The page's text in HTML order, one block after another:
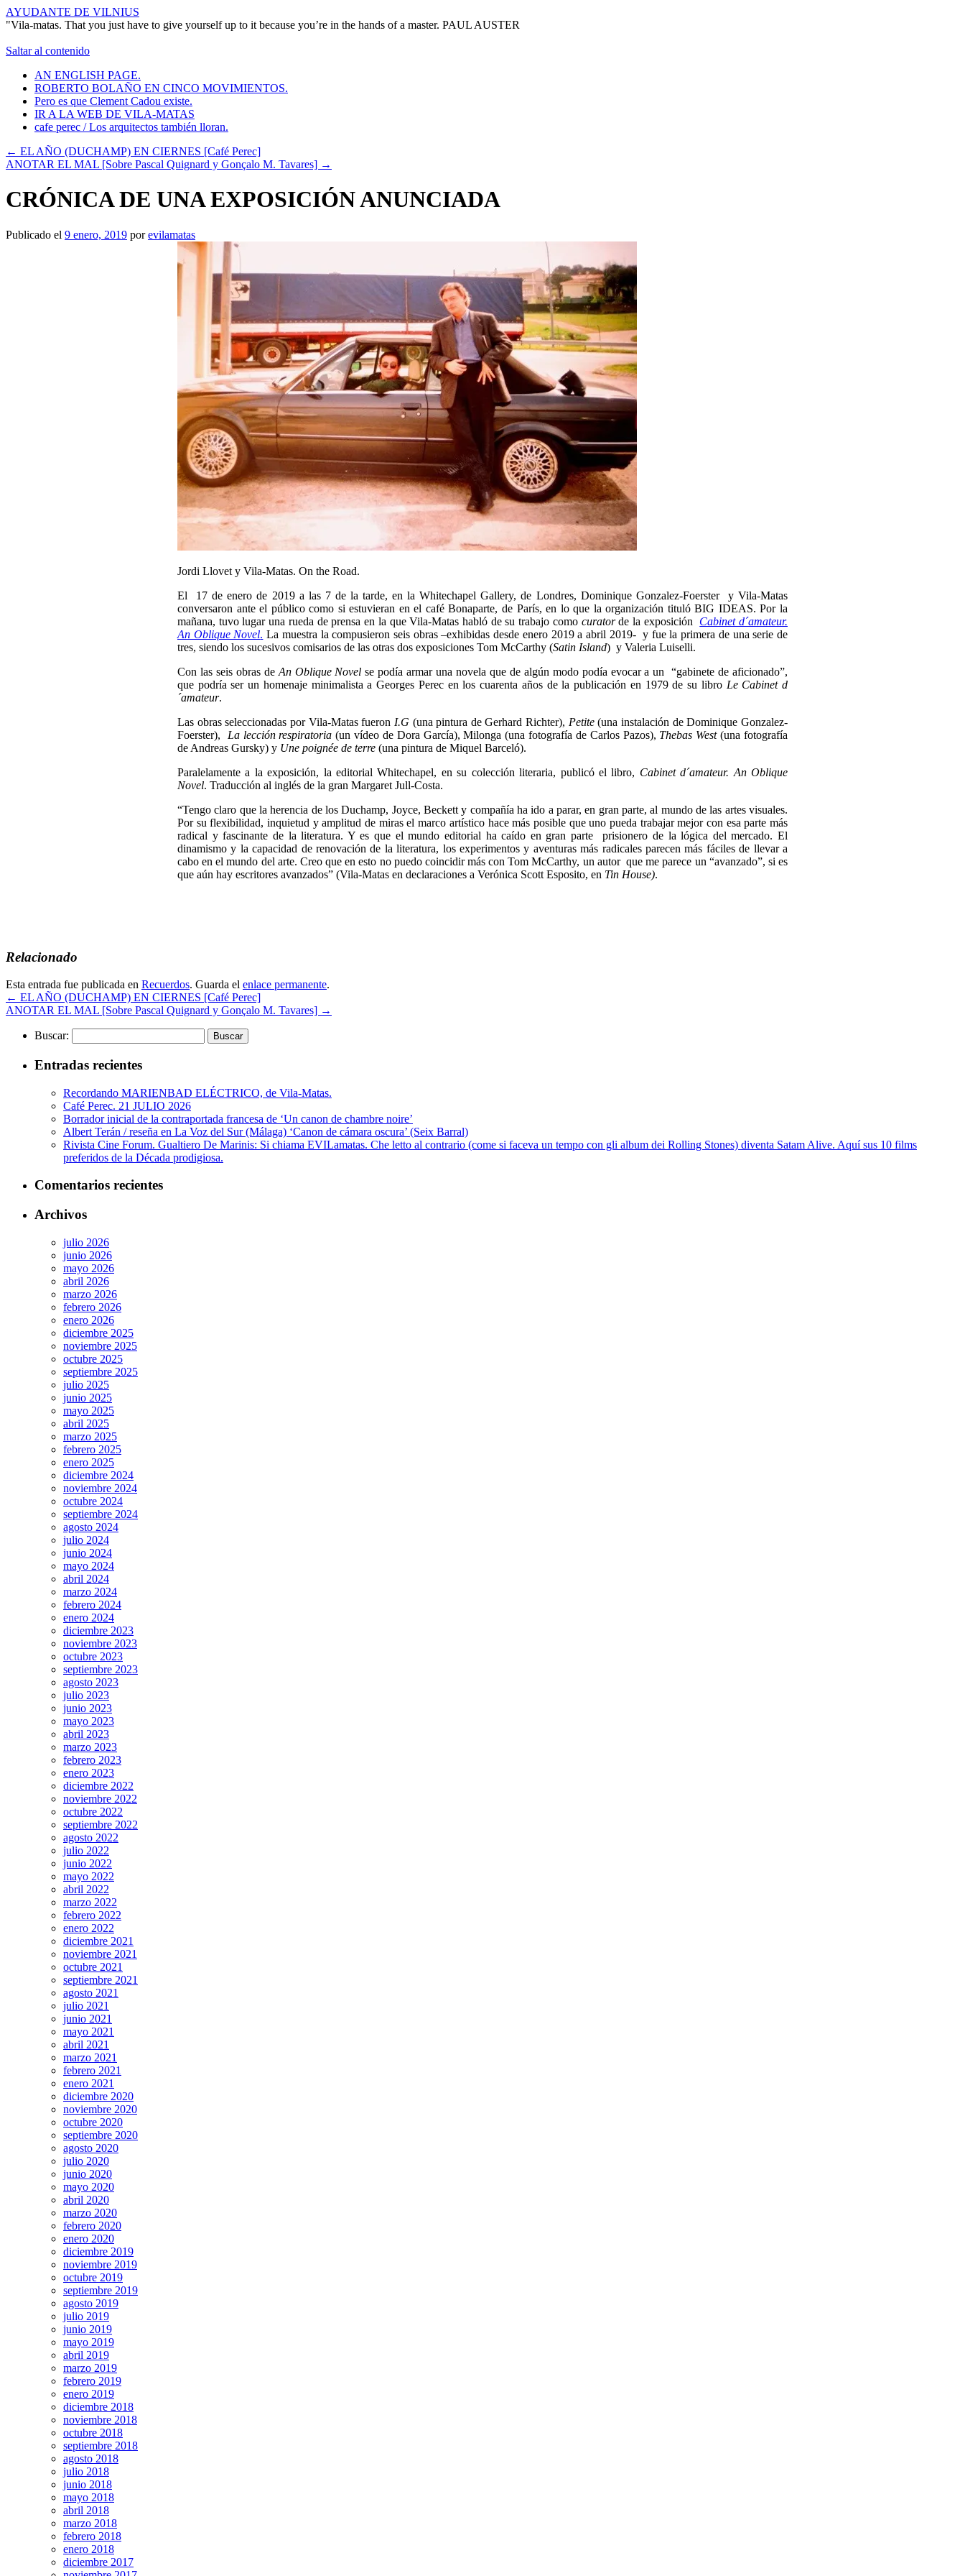
AYUDANTE DE VILNIUS
"Vila-matas. That you just have to give yourself up to it because you’re in the hands of a master. PAUL AUSTER
Saltar al contenido
AN ENGLISH PAGE.
ROBERTO BOLAÑO EN CINCO MOVIMIENTOS.
Pero es que Clement Cadou existe.
IR A LA WEB DE VILA-MATAS
cafe perec / Los arquitectos también lloran.
← EL AÑO (DUCHAMP) EN CIERNES [Café Perec]
ANOTAR EL MAL [Sobre Pascal Quignard y Gonçalo M. Tavares] →
CRÓNICA DE UNA EXPOSICIÓN ANUNCIADA
Publicado el 9 enero, 2019 por evilamatas
Jordi Llovet y Vila-Matas. On the Road.
El 17 de enero de 2019 a las 7 de la tarde, en la Whitechapel Gallery, de Londres, Dominique Gonzalez-Foerster y Vila-Matas
conversaron ante el público como si estuvieran en el café Bonaparte, de París, en lo que la organización tituló BIG IDEAS. Por la
mañana, tuvo lugar una rueda de prensa en la que Vila-Matas habló de su trabajo como curatorde la exposición Cabinet d´amateur.
An Oblique Novel. La muestra la compusieron seis obras –exhibidas desde enero 2019 a abril 2019- y fue la primera de una serie de
tres, siendo los sucesivos comisarios de las otras dos exposiciones Tom McCarthy (Satin Island) y Valeria Luiselli.
Con las seis obras de An Oblique Novel se podía armar una novela que de algún modo podía evocar a un “gabinete de aficionado”,
que podría ser un homenaje minimalista a Georges Perec en los cuarenta años de la publicación en 1979 de su libro Le Cabinet d
´amateur.
Las obras seleccionadas por Vila-Matas fueron I.G (una pintura de Gerhard Richter), Petite(una instalación de Dominique Gonzalez-
Foerster), La lección respiratoria (un vídeo de Dora García), Milonga (una fotografía de Carlos Pazos), Thebas West(una fotografía
de Andreas Gursky) y Une poignée de terre (una pintura de Miquel Barceló).
Paralelamente a la exposición, la editorial Whitechapel, en su colección literaria, publicó el libro, Cabinet d´amateur. An Oblique
Novel. Traducción al inglés de la gran Margaret Jull-Costa.
“Tengo claro que la herencia de los Duchamp, Joyce, Beckett y compañía ha ido a parar, en gran parte, al mundo de las artes visuales.
Por su flexibilidad, inquietud y amplitud de miras el marco artístico hace más posible que uno pueda trabajar mejor con esa parte más
radical y fascinante de la literatura. Y es que el mundo editorial ha caído en gran parte prisionero de la lógica del mercado. El
dinamismo y la capacidad de renovación de la literatura, los experimentos y aventuras más radicales parecen más fáciles de llevar a
cabo en el mundo del arte. Creo que en esto no puedo coincidir más con Tom McCarthy, un autor que me parece un “avanzado”, si es
que aún hay escritores avanzados” (Vila-Matas en declaraciones a Verónica Scott Esposito, en Tin House).
Relacionado
Esta entrada fue publicada en Recuerdos. Guarda el enlace permanente.
← EL AÑO (DUCHAMP) EN CIERNES [Café Perec]
ANOTAR EL MAL [Sobre Pascal Quignard y Gonçalo M. Tavares] →
Buscar:
Entradas recientes
Recordando MARIENBAD ELÉCTRICO, de Vila-Matas.
Café Perec. 21 JULIO 2026
Borrador inicial de la contraportada francesa de ‘Un canon de chambre noire’
Albert Terán / reseña en La Voz del Sur (Málaga) ‘Canon de cámara oscura’ (Seix Barral)
Rivista Cine Forum. Gualtiero De Marinis: Si chiama EVILamatas. Che letto al contrario (come si faceva un tempo con gli album dei Rolling Stones) diventa Satam Alive. Aquí sus 10 films
preferidos de la Década prodigiosa.
Comentarios recientes
Archivos
julio 2026
junio 2026
mayo 2026
abril 2026
marzo 2026
febrero 2026
enero 2026
diciembre 2025
noviembre 2025
octubre 2025
septiembre 2025
julio 2025
junio 2025
mayo 2025
abril 2025
marzo 2025
febrero 2025
enero 2025
diciembre 2024
noviembre 2024
octubre 2024
septiembre 2024
agosto 2024
julio 2024
junio 2024
mayo 2024
abril 2024
marzo 2024
febrero 2024
enero 2024
diciembre 2023
noviembre 2023
octubre 2023
septiembre 2023
agosto 2023
julio 2023
junio 2023
mayo 2023
abril 2023
marzo 2023
febrero 2023
enero 2023
diciembre 2022
noviembre 2022
octubre 2022
septiembre 2022
agosto 2022
julio 2022
junio 2022
mayo 2022
abril 2022
marzo 2022
febrero 2022
enero 2022
diciembre 2021
noviembre 2021
octubre 2021
septiembre 2021
agosto 2021
julio 2021
junio 2021
mayo 2021
abril 2021
marzo 2021
febrero 2021
enero 2021
diciembre 2020
noviembre 2020
octubre 2020
septiembre 2020
agosto 2020
julio 2020
junio 2020
mayo 2020
abril 2020
marzo 2020
febrero 2020
enero 2020
diciembre 2019
noviembre 2019
octubre 2019
septiembre 2019
agosto 2019
julio 2019
junio 2019
mayo 2019
abril 2019
marzo 2019
febrero 2019
enero 2019
diciembre 2018
noviembre 2018
octubre 2018
septiembre 2018
agosto 2018
julio 2018
junio 2018
mayo 2018
abril 2018
marzo 2018
febrero 2018
enero 2018
diciembre 2017